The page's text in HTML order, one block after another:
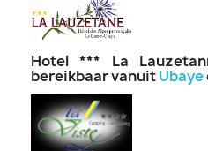
Hotel *** La
bereikbaar vanuitUbaye